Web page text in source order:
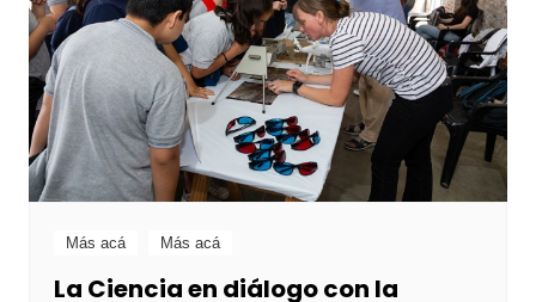
Más acá Más acá
La Ciencia en diálogo con la